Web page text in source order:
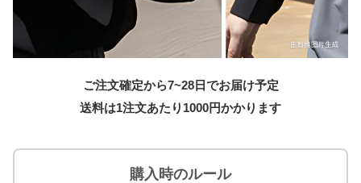
ご注文確定から7~28日でお届け予定
送料は1注文あたり 1000円かかります
購入時のルール